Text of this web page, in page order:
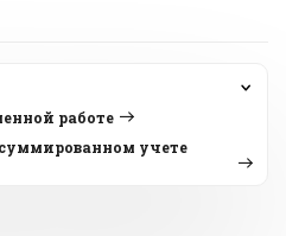
работе
учете